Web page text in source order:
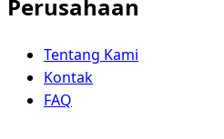
Perusahaan
Tentang Kami
Kontak
FAQ